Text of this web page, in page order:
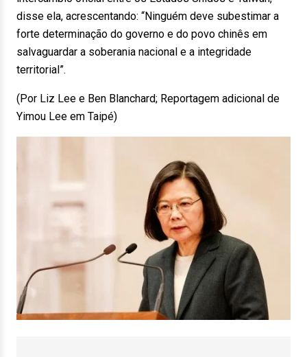
disse ela, acrescentando: “Ninguém deve subestimar a
forte determinação do governo e do povo chinês em
salvaguardar a soberania nacional e a integridade
territorial”.
(Por Liz Lee e Ben Blanchard; Reportagem adicional de
Yimou Lee em Taipé)